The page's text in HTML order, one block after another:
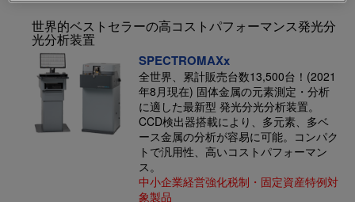
世界的ベストセラーの高コストパフォーマンス発光分
光分析装置
SPECTROMAXx
全世界、累計販売台数13,500台！(2021
年8月現在) 固体金属の元素測定・分析
に適した最新型 発光分光分析装置。
CCD検出器搭載により、多元素、多ベ
ース金属の分析が容易に可能。コンパク
トで汎用性、高いコストパフォーマン
ス。
中小企業経営強化税制・固定資産特例対
象製品